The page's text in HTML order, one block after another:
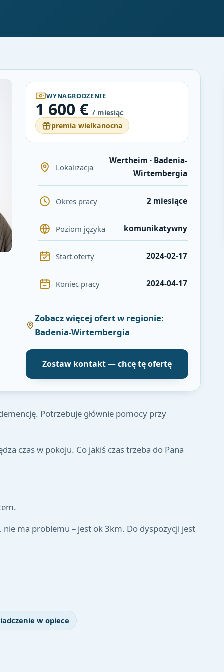
WYNAGRODZENIE
1 600 €/ miesiąc
premia wielkanocna
Lokalizacja
Wertheim · Badenia-
Wirtembergia
Okres pracy 2 miesiące
Poziom języka komunikatywny
Start oferty 2024-02-17
Koniec pracy 2024-04-17
Zobacz więcej ofert w regionie:
Badenia-Wirtembergia
Zostaw kontakt — chcę tę ofertę
Potrzebuje głównie pomocy przy
czas w pokoju. Co jakiś czas trzeba do Pana
nie ma problemu – jest ok 3km. Do dyspozycji jest
w opiece